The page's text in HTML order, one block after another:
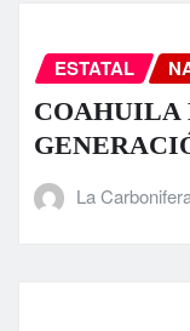
ESTATAL
COAHUILA
La